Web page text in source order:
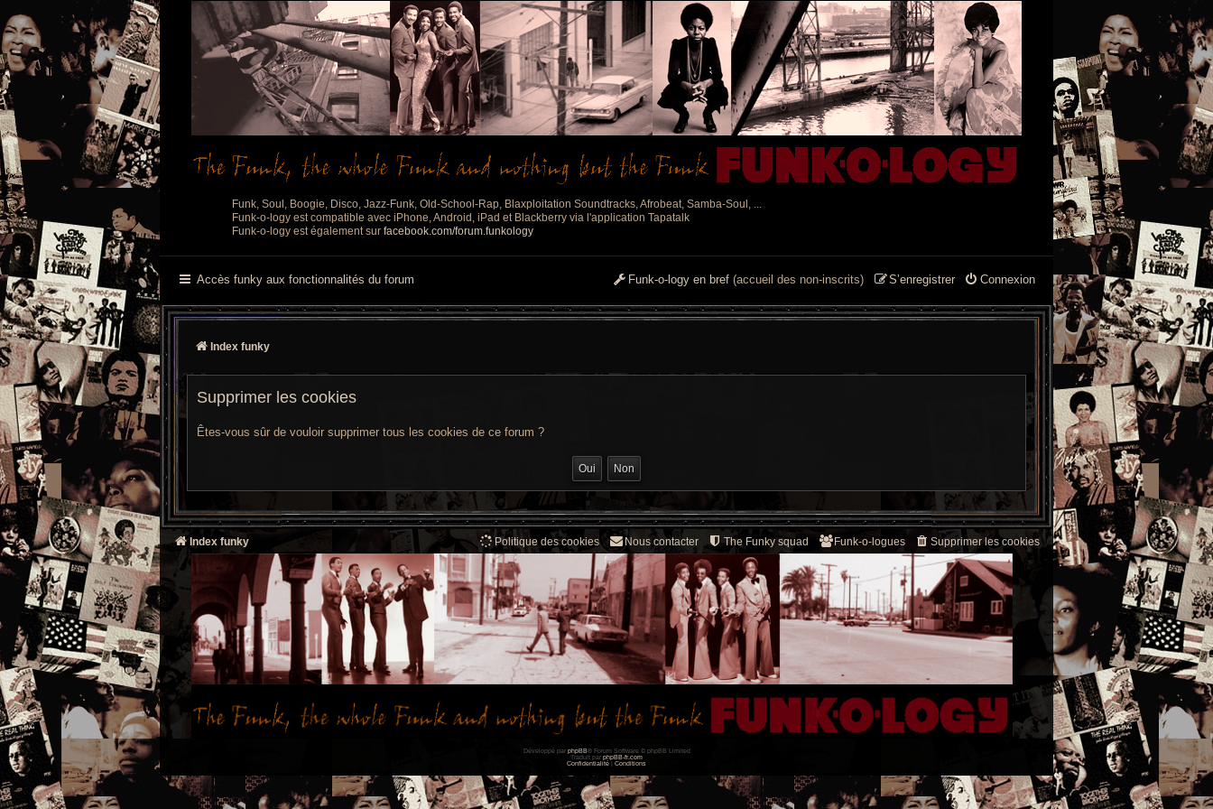
Funk, Soul, Boogie, Disco, Jazz-Funk, Old-School-Rap, Blaxploitation Soundtracks, Afrobeat, Samba-Soul, ...
Funk-o-logy est compatible avec iPhone, Android, iPad et Blackberry via l'application Tapatalk
Funk-o-logy est également sur facebook.com/forum.funkology
Accès funky aux fonctionnalités du forum Connexion
S’enregistrer
Funk-o-logy en bref (accueil des non-inscrits)
Index funky
Supprimer les cookies
Êtes-vous sûr de vouloir supprimer tous les cookies de ce forum ?
Index funky Supprimer les cookies
Funk-o-logues
The Funky squad
Nous contacter
Politique des cookies
Développé par phpBB® Forum Software © phpBB Limited
Traduit par phpBB-fr.com
Confidentialité
Conditions